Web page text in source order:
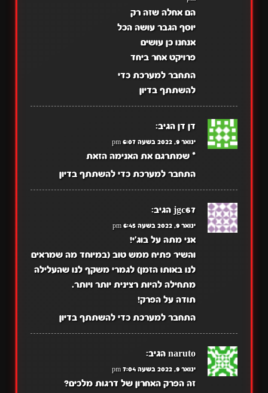
הם אחלה שזה רק
יוסף הגבר עושה הכל
אנחנו כן עושים
פרויקט אחר ביחד
התחבר למערכת כדי
להשתתף בדיון
דן דן הגיב:
ינואר 9, 2022 בשעה 6:07 pm
* שמתרגם את האנימה הזאת
התחבר למערכת כדי להשתתף בדיון
jgc67 הגיב:
ינואר 9, 2022 בשעה 6:45 pm
אני מתה על בוג'י!
והשיר פתיח ממש טוב (במיוחד מה שמראים
לנו באותו הזמן) לגמרי משקף לנו שהעלילה
מתחילה להיות רצינית יותר ויותר.
תודה על הפרק!
התחבר למערכת כדי להשתתף בדיון
naruto הגיב:
ינואר 9, 2022 בשעה 7:04 pm
זה הפרק האחרון של דרגות מלכים?